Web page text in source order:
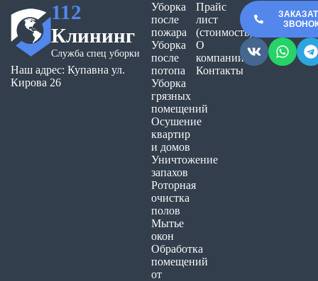
112
Клининг
Служба спец уборки
Наш адрес: Купавна ул.
Кирова 26
Уборка
после
пожара
Уборка
после
потопа
Уборка
грязных
помещений
Осушение
квартир
и домов
Уничтожение
запахов
Роторная
очистка
полов
Мытье
окон
Обработка
помещений
от
Прайс
лист
(стоимость)
О
компании
Контакты